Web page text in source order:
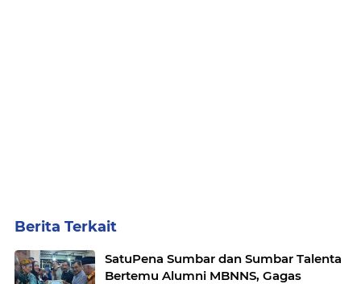
Berita Terkait
SatuPena Sumbar dan Sumbar Talenta
Bertemu Alumni MBNNS, Gagas